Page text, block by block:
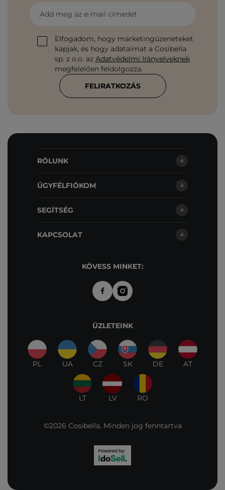
Add meg az e-mail címedet
Elfogadom, hogy marketingüzeneteket
kapjak, és hogy adataimat a Cosibella
sp. z o.o. az Adatvédelmi Irányelveknek
megfelelően feldolgozza.
FELIRATKOZÁS
RÓLUNK
ÜGYFÉLFIÓKOM
SEGÍTSÉG
KAPCSOLAT
KÖVESS MINKET:
ÜZLETEINK
PL UA CZ SK DE AT
LT LV RO
©2026 Cosibella. Minden jog fenntartva